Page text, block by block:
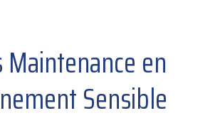
Maintenance en
Sensible